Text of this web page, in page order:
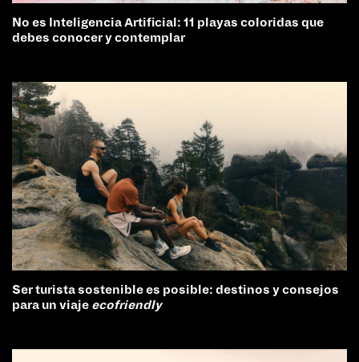
No es Inteligencia Artificial: 11 playas coloridas que
debes conocer y contemplar
Ser turista sostenible es posible: destinos y consejos
para un viaje ecofriendly